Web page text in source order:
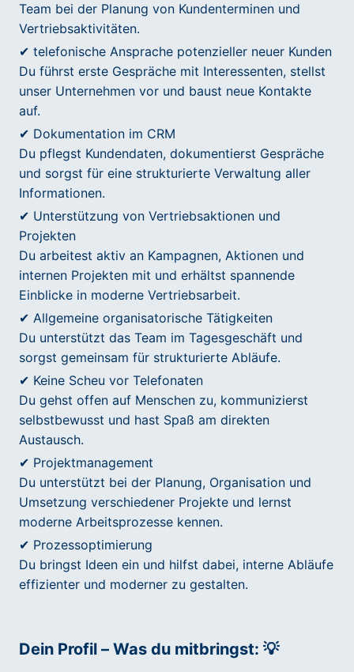
Team bei der Planung von Kundenterminen und
Vertriebsaktivitäten.
✔ telefonische Ansprache potenzieller neuer Kunden
Du führst erste Gespräche mit Interessenten, stellst
unser Unternehmen vor und baust neue Kontakte
auf.
✔ Dokumentation im CRM
Du pflegst Kundendaten, dokumentierst Gespräche
und sorgst für eine strukturierte Verwaltung aller
Informationen.
✔ Unterstützung von Vertriebsaktionen und
Projekten
Du arbeitest aktiv an Kampagnen, Aktionen und
internen Projekten mit und erhältst spannende
Einblicke in moderne Vertriebsarbeit.
✔ Allgemeine organisatorische Tätigkeiten
Du unterstützt das Team im Tagesgeschäft und
sorgst gemeinsam für strukturierte Abläufe.
✔ Keine Scheu vor Telefonaten
Du gehst offen auf Menschen zu, kommunizierst
selbstbewusst und hast Spaß am direkten
Austausch.
✔ Projektmanagement
Du unterstützt bei der Planung, Organisation und
Umsetzung verschiedener Projekte und lernst
moderne Arbeitsprozesse kennen.
✔ Prozessoptimierung
Du bringst Ideen ein und hilfst dabei, interne Abläufe
effizienter und moderner zu gestalten.
Dein Profil – Was du mitbringst: 💡